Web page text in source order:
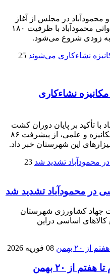
و محمودآباد در مجلس از آغاز
اجرای فاز نخست نیروگاه ۵۰۰ مگاواتی محمودآباد با ظرفیت ۱۸۰
به زودی شروع می‌شود.
25
نشاءکاری
با تأکید بر پایان دوران کشت
سنتی و جایگزینی آن با روش‌های مکانیزه و علمی، از پیشرفت ۸۶
این شهرستان خبر داد.
23
در محمودآباد تشدید شد
جهاد کشاورزی شهرستان
کالا‌های اساسی دراین
08 فوریه 2026
از ۲۰ بهمن